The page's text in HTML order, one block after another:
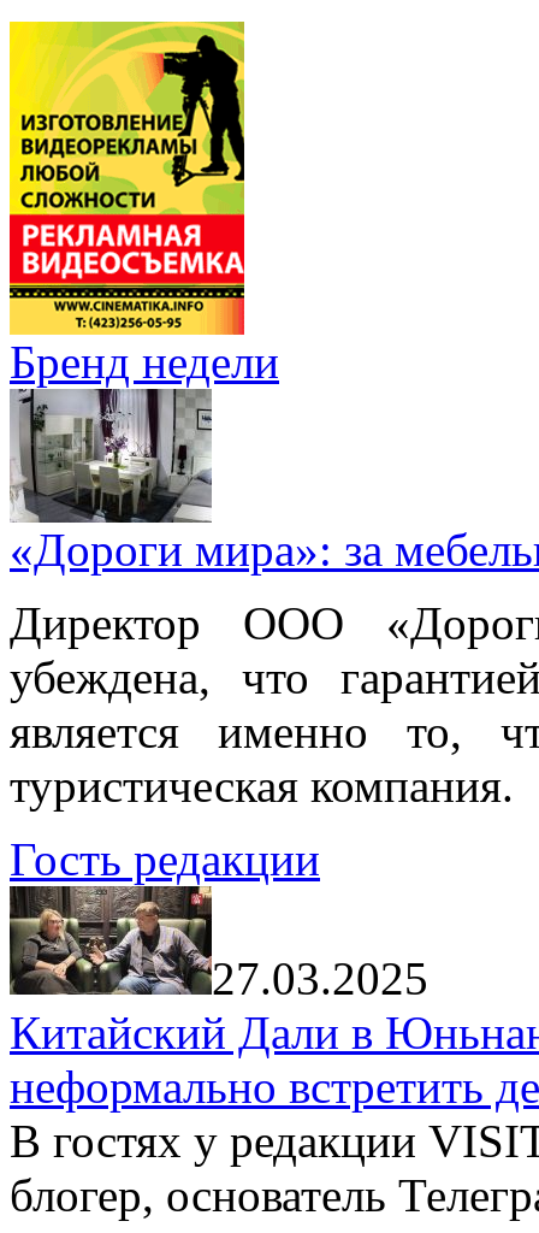
Бренд недели
«Дороги мира»: за
Директор ООО
убеждена, что
является именно то,
туристическая компания.
Гость редакции
27.03.2025
Китайский Дали в
неформально встретить
В гостях у редакции
блогер, основатель